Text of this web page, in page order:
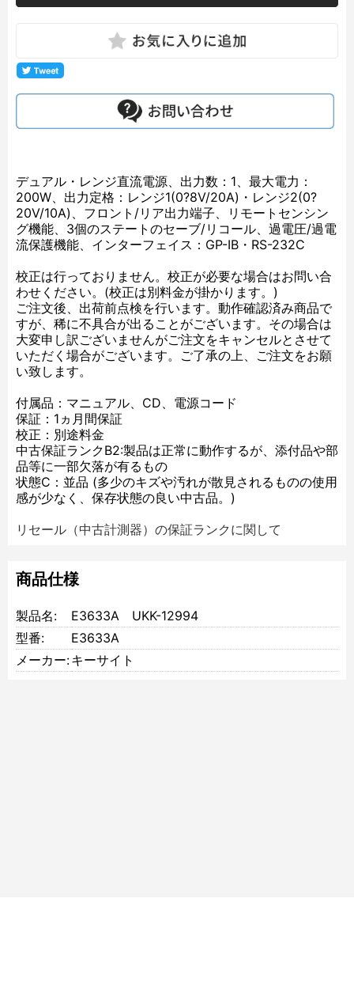
デュアル・レンジ直流電源、出力数：1、最大電力：
200W、出力定格：レンジ1(0?8V/20A)・レンジ2(0?
20V/10A)、フロント/リア出力端子、リモートセンシン
グ機能、3個のステートのセーブ/リコール、過電圧/過電
流保護機能、インターフェイス：GP-IB・RS-232C
校正は行っておりません。校正が必要な場合はお問い合
わせください。(校正は別料金が掛かります。)
ご注文後、出荷前点検を行います。動作確認済み商品で
すが、稀に不具合が出ることがございます。その場合は
大変申し訳ございませんがご注文をキャンセルとさせて
いただく場合がございます。ご了承の上、ご注文をお願
い致します。
付属品：マニュアル、CD、電源コード
保証：1ヵ月間保証
校正：別途料金
中古保証ランクB2:製品は正常に動作するが、添付品や部
品等に一部欠落が有るもの
状態C：並品 (多少のキズや汚れが散見されるものの使用
感が少なく、保存状態の良い中古品。)
リセール（中古計測器）の保証ランクに関して
商品仕様
製品名:
E3633A UKK-12994
型番:
E3633A
メーカー:キーサイト